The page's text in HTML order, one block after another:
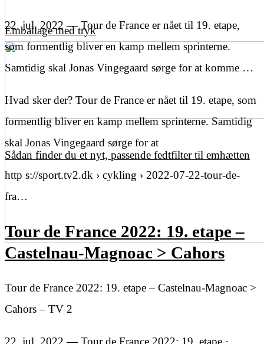
Emballage med tryk
Sådan finder du et nyt, passende fedtfilter til emhætten
22. jul. 2022 — Tour de France er nået til 19. etape,
som formentlig bliver en kamp mellem sprinterne.
Samtidig skal Jonas Vingegaard sørge for at komme …
Hvad sker der? Tour de France er nået til 19. etape, som
formentlig bliver en kamp mellem sprinterne. Samtidig
skal Jonas Vingegaard sørge for at
http s://sport.tv2.dk › cykling › 2022-07-22-tour-de-
fra…
Tour de France 2022: 19. etape –
Castelnau-Magnoac > Cahors
Tour de France 2022: 19. etape – Castelnau-Magnoac >
Cahors – TV 2